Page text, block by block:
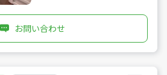
お問い合わせ